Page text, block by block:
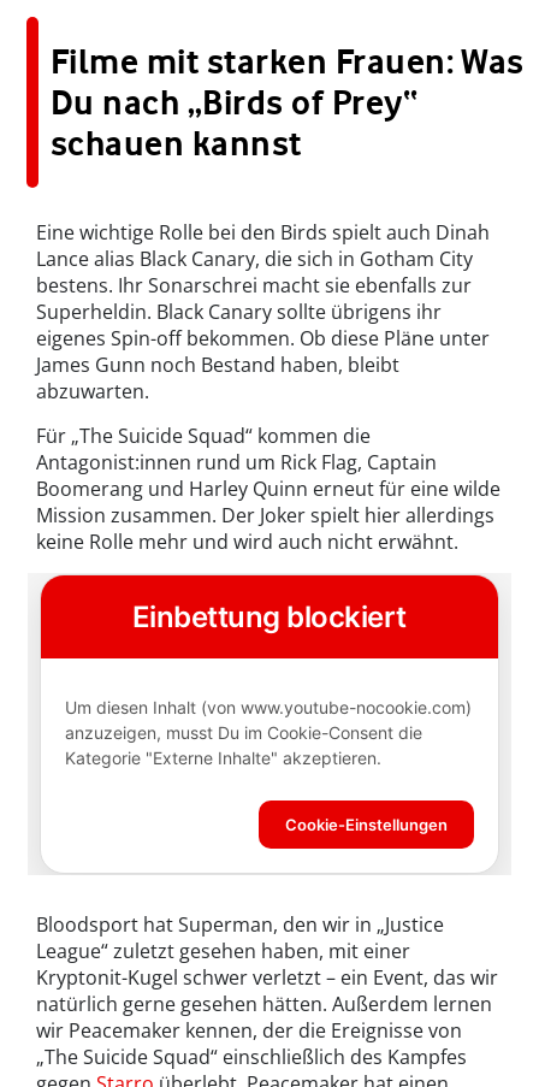
Filme mit starken Frauen: Was
Du nach „Birds of Prey“
schauen kannst
Eine wichtige Rolle bei den Birds spielt auch Dinah
Lance alias Black Canary, die sich in Gotham City
bestens. Ihr Sonarschrei macht sie ebenfalls zur
Superheldin. Black Canary sollte übrigens ihr
eigenes Spin-off bekommen. Ob diese Pläne unter
James Gunn noch Bestand haben, bleibt
abzuwarten.
Für „The Suicide Squad“ kommen die
Antagonist:innen rund um Rick Flag, Captain
Boomerang und Harley Quinn erneut für eine wilde
Mission zusammen. Der Joker spielt hier allerdings
keine Rolle mehr und wird auch nicht erwähnt.
Bloodsport hat Superman, den wir in „Justice
League“ zuletzt gesehen haben, mit einer
Kryptonit-Kugel schwer verletzt – ein Event, das wir
natürlich gerne gesehen hätten. Außerdem lernen
wir Peacemaker kennen, der die Ereignisse von
„The Suicide Squad“ einschließlich des Kampfes